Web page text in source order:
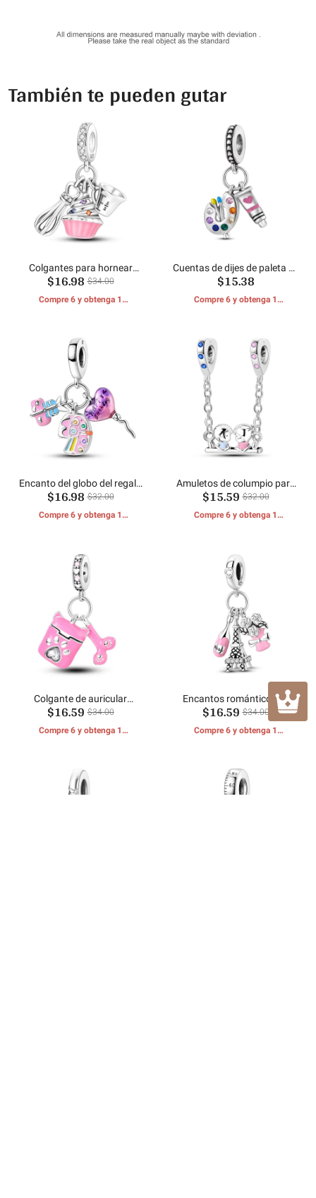
También te pueden gutar
Colgantes para hornear
pasteles
$16.98 $34.00
Compre 6 y obtenga 1
Cuentas de dijes de paleta de
colores
$15.38
Compre 6 y obtenga 1
Encanto del globo del regalo
de la torta de cumpleaños
$16.98 $32.00
Compre 6 y obtenga 1
Amuletos de columpio para
niños y niñas
$15.59 $32.00
Compre 6 y obtenga 1
Colgante de auricular
Bluetooth con garra rosa
$16.59 $34.00
Compre 6 y obtenga 1
Encantos románticos de
París
$16.59 $34.00
Compre 6 y obtenga 1